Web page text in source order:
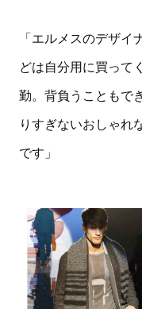
「エルメスのデザ
どは自分用に買って
勤。背負うこともで
りすぎないおしゃれ
です」